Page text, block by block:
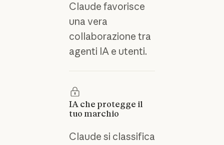
Claude favorisce
una vera
collaborazione tra
agenti IA e utenti.
IA che protegge il
tuo marchio
Claude si classifica